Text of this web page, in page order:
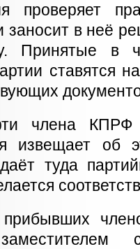
проверяет
заносит в неё
Принятые в
ставятся
члена КПРФ
извещает об
туда